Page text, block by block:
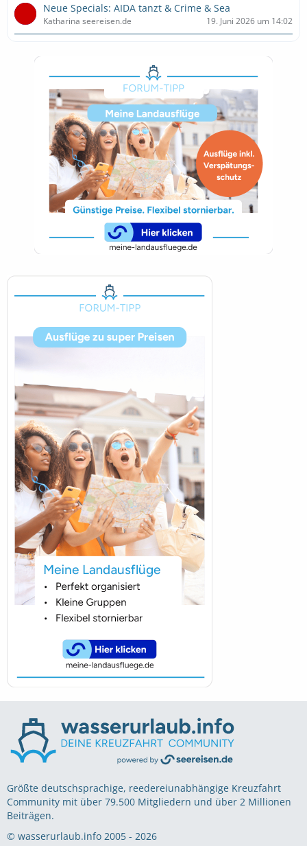
Neue Specials: AIDA tanzt & Crime & Sea
Katharina seereisen.de 19. Juni 2026 um 14:02
Größte deutschsprachige, reedereiunabhängige Kreuzfahrt
Community mit über 79.500 Mitgliedern und über 2 Millionen
Beiträgen.
© wasserurlaub.info 2005 - 2026